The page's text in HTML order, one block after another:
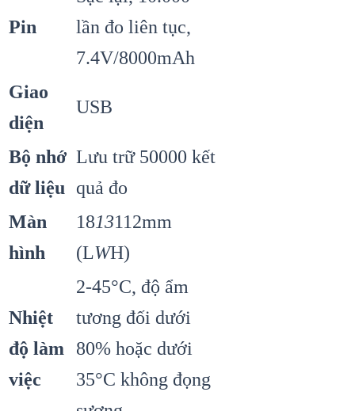
Pin
lần đo liên tục,
7.4V/8000mAh
Giao
diện
USB
Bộ nhớ
dữ liệu
Lưu trữ 50000 kết
quả đo
Màn
hình
1813112mm
(LWH)
Nhiệt
độ làm
việc
2-45°C, độ ẩm
tương đối dưới
80% hoặc dưới
35°C không đọng